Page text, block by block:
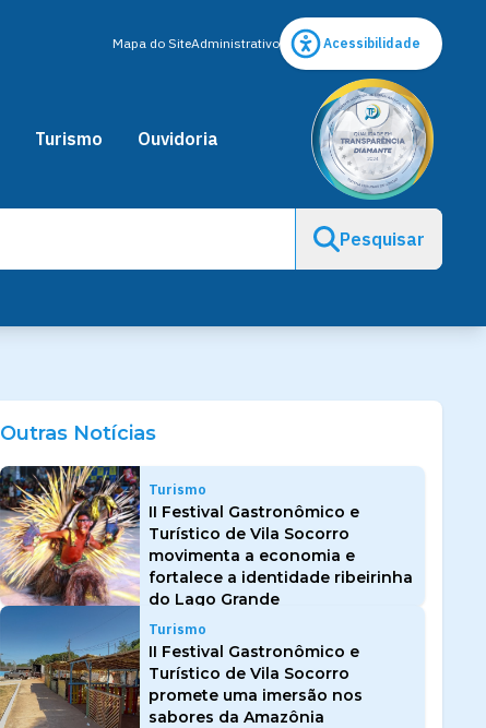
Mapa do SiteAdministrativo Acessibilidade
Turismo Ouvidoria
Pesquisar
Outras Notícias
Turismo
II Festival Gastronômico e
Turístico de Vila Socorro
movimenta a economia e
fortalece a identidade ribeirinha
do Lago Grande
Turismo
II Festival Gastronômico e
Turístico de Vila Socorro
promete uma imersão nos
sabores da Amazônia